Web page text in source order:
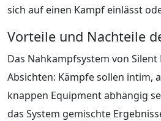
sich auf einen Kampf einlässt
Vorteile und Nachteile
Das Nahkampfsystem von
Absichten: Kämpfe sollen intim,
knappen Equipment abhängig
das System gemischte